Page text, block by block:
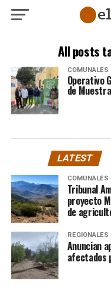
All posts
COMUNALES
Operativo
de
LATEST
COMUNALES
Tribunal
proyecto
de
REGIONALES
Anuncian
afectados